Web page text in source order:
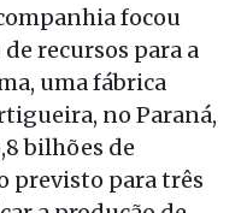
focou
recursos para a
uma fábrica
no Paraná,
bilhões de
previsto para três